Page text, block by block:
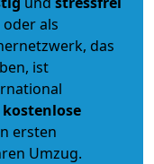
oder als
das
ist
ersten
Umzug.